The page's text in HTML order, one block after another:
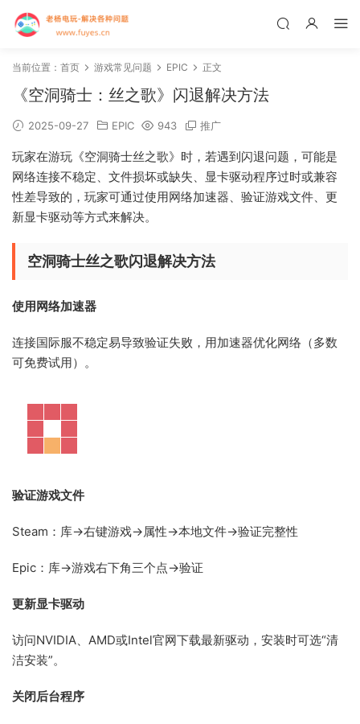
当前位置： 首页 游戏常见问题 EPIC 正文
《空洞骑士：丝之歌》闪退解决方法
2025-09-27 EPIC 943 推广
玩家在游玩《空洞骑士丝之歌》时，若遇到闪退问题，可能是
网络连接不稳定、文件损坏或缺失、显卡驱动程序过时或兼容
性差导致的，玩家可通过使用网络加速器、验证游戏文件、更
新显卡驱动等方式来解决。
空洞骑士丝之歌闪退解决方法
使用网络加速器
连接国际服不稳定易导致验证失败，用加速器优化网络（多数
可免费试用）。
验证游戏文件
Steam：库→右键游戏→属性→本地文件→验证完整性
Epic：库→游戏右下角三个点→验证
更新显卡驱动
访问NVIDIA、AMD或Intel官网下载最新驱动，安装时可选“清
洁安装”。
关闭后台程序